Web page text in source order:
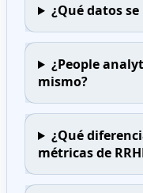
¿Qué datos
¿People
mismo?
¿Qué
métricas de